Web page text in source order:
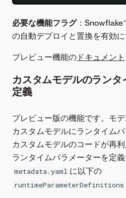
必要な機能フラグ：Snowflake
の自動デプロイと置換を有効
プレビュー機能の ドキュメント
カスタムモデルのラン
定義
プレビュー版の機能です。モ
カスタムモデルにランタイム
カスタムモデルのコードが再
ランタイムパラメーターを定義
metadata.yaml に以下の
runtimeParameterDefinitions